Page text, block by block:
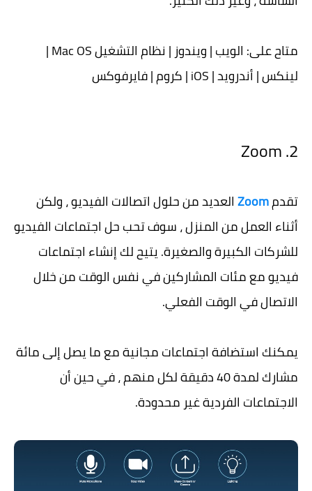
متاح على: الويب | ويندوز | نظام التشغيل Mac OS |
لينكس | أندرويد | iOS | كروم | فايرفوكس
2. Zoom
تقدمZoomالعديد من حلول اتصالات الفيديو ، ولكن
أثناء العمل من المنزل ، سوف تحب حل اجتماعات الفيديو
للشركات الكبيرة والصغيرة. يتيح لك إنشاء اجتماعات
فيديو مع مئات المشاركين في نفس الوقت من خلال
الاتصال في الوقت الفعلي.
يمكنك استضافة اجتماعات مجانية مع ما يصل إلى مائة
مشارك لمدة 40 دقيقة لكل منهم ، في حين أن
الاجتماعات الفردية غير محدودة.